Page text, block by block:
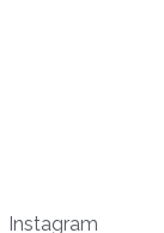
Instagram